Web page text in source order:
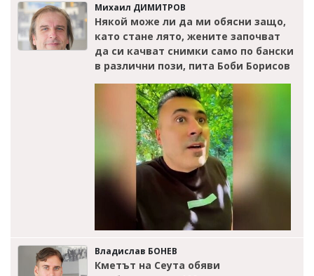
Михаил ДИМИТРОВ
Някой може ли да ми обясни защо,
като стане лято, жените започват
да си качват снимки само по бански
в различни пози, пита Боби Борисов
Владислав БОНЕВ
Кметът на Сеута обяви